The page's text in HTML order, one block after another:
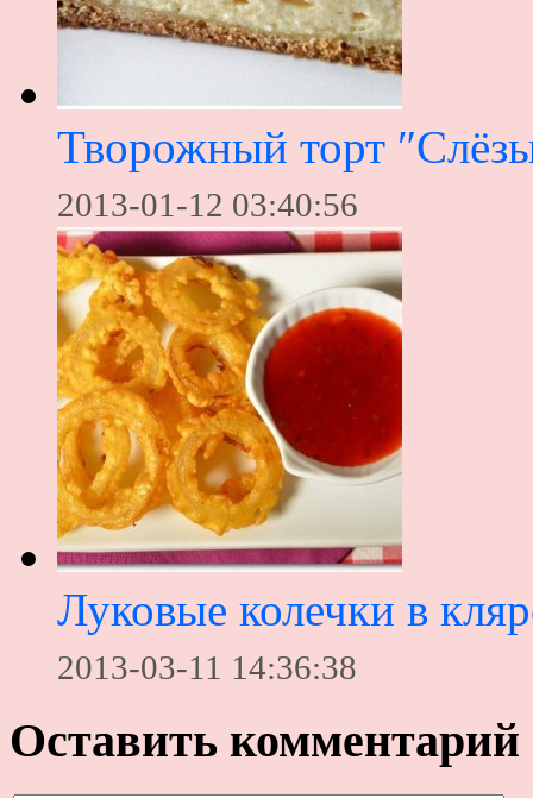
Творожный торт
2013-01-12 03:40:56
Луковые колечки в
2013-03-11 14:36:38
Оставить комментарий